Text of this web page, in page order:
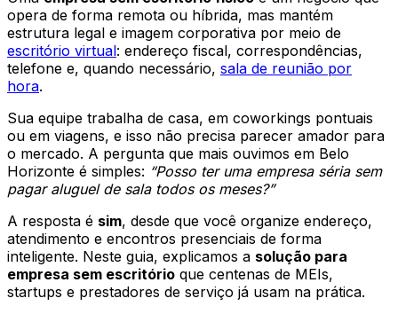
opera de forma remota ou híbrida, mas mantém
estrutura legal e imagem corporativa por meio de
escritório virtual: endereço fiscal, correspondências,
telefone e, quando necessário, sala de reunião por
hora.
Sua equipe trabalha de casa, em coworkings pontuais
ou em viagens, e isso não precisa parecer amador para
o mercado. A pergunta que mais ouvimos em Belo
Horizonte é simples: “Posso ter uma empresa séria sem
pagar aluguel de sala todos os meses?”
A resposta é sim, desde que você organize endereço,
atendimento e encontros presenciais de forma
inteligente. Neste guia, explicamos a solução para
empresa sem escritório que centenas de MEIs,
startups e prestadores de serviço já usam na prática.